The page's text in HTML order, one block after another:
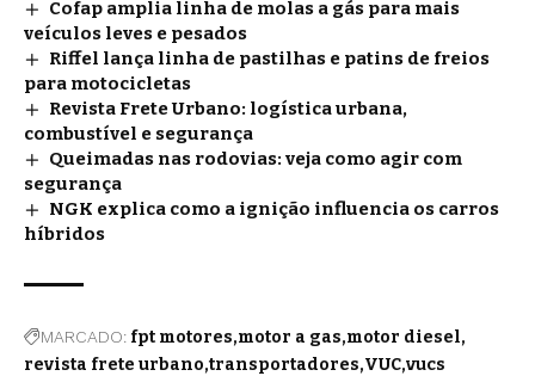
Cofap amplia linha de molas a gás para mais
veículos leves e pesados
Riffel lança linha de pastilhas e patins de freios
para motocicletas
Revista Frete Urbano: logística urbana,
combustível e segurança
Queimadas nas rodovias: veja como agir com
segurança
NGK explica como a ignição influencia os carros
híbridos
MARCADO: fpt motores motor a gas motor diesel
revista frete urbano transportadores VUC vucs